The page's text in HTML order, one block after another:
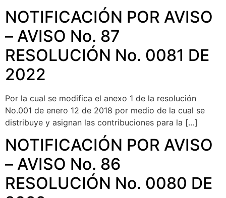
NOTIFICACIÓN POR AVISO
– AVISO No. 87
RESOLUCIÓN No. 0081 DE
2022
Por la cual se modifica el anexo 1 de la resolución
No.001 de enero 12 de 2018 por medio de la cual se
distribuye y asignan las contribuciones para la […]
NOTIFICACIÓN POR AVISO
– AVISO No. 86
RESOLUCIÓN No. 0080 DE